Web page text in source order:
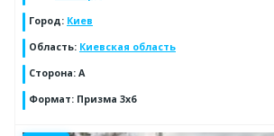
Город: Киев
Область: Киевская область
Сторона: А
Формат: Призма 3х6